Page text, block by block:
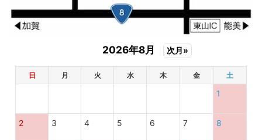
2026年8月 次月»
日 月 火 水 木 金 土
1
2 3 4 5 6 7 8